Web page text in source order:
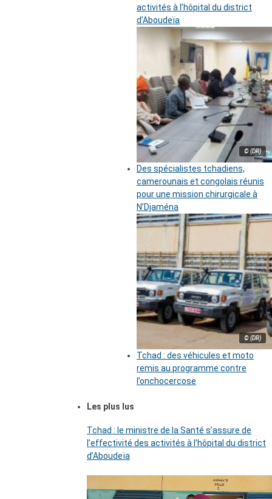
activités à l’hôpital du district
d’Aboudeïa
© (DR)
Des spécialistes tchadiens,
camerounais et congolais réunis
pour une mission chirurgicale à
N’Djaména
© (DR)
Tchad : des véhicules et moto
remis au programme contre
l’onchocercose
Les plus lus
Tchad : le ministre de la Santé s’assure de
l’effectivité des activités à l’hôpital du district
d’Aboudeïa